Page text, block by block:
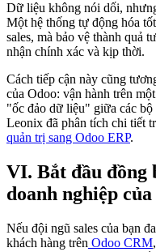
Dữ liệu không nói dối,
Một hệ thống tự động hóa
sales, mà bảo vệ thành quả
nhận chính xác và kịp thời.
Cách tiếp cận này cũng
của Odoo: vận hành trên
"ốc đảo dữ liệu" giữa các bộ
Leonix đã phân tích chi tiết
quản trị sang Odoo ERP.
VI. Bắt đầu đồng
doanh nghiệp của
Nếu đội ngũ sales của bạn
khách hàng trên Odoo CRM